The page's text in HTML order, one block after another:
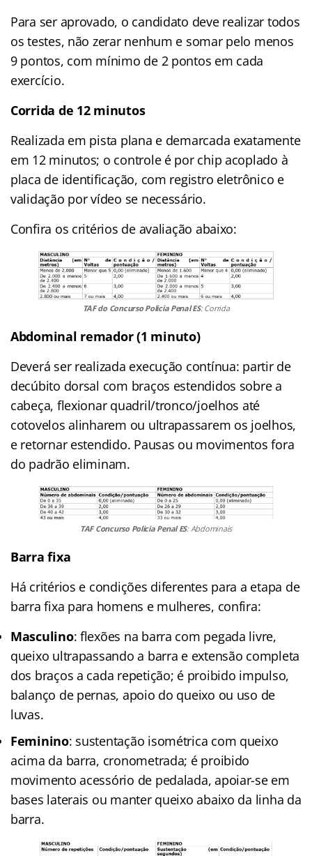
Para ser aprovado, o candidato deve realizar todos
os testes, não zerar nenhum e somar pelo menos
9 pontos, com mínimo de 2 pontos em cada
exercício.
Corrida de 12 minutos
Realizada em pista plana e demarcada exatamente
em 12 minutos; o controle é por chip acoplado à
placa de identificação, com registro eletrônico e
validação por vídeo se necessário.
Confira os critérios de avaliação abaixo:
TAF do Concurso Policia Penal ES: Corrida
Abdominal remador (1 minuto)
Deverá ser realizada execução contínua: partir de
decúbito dorsal com braços estendidos sobre a
cabeça, flexionar quadril/tronco/joelhos até
cotovelos alinharem ou ultrapassarem os joelhos,
e retornar estendido. Pausas ou movimentos fora
do padrão eliminam.
TAF Concurso Policia Penal ES: Abdominais
Barra fixa
Há critérios e condições diferentes para a etapa de
barra fixa para homens e mulheres, confira:
Masculino: flexões na barra com pegada livre,
queixo ultrapassando a barra e extensão completa
dos braços a cada repetição; é proibido impulso,
balanço de pernas, apoio do queixo ou uso de
luvas.
Feminino: sustentação isométrica com queixo
acima da barra, cronometrada; é proibido
movimento acessório de pedalada, apoiar-se em
bases laterais ou manter queixo abaixo da linha da
barra.